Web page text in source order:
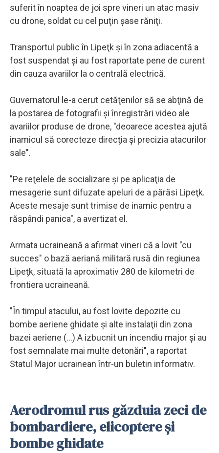
suferit în noaptea de joi spre vineri un atac masiv
cu drone, soldat cu cel puţin şase răniţi.
Transportul public în Lipeţk şi în zona adiacentă a
fost suspendat şi au fost raportate pene de curent
din cauza avariilor la o centrală electrică.
Guvernatorul le-a cerut cetăţenilor să se abţină de
la postarea de fotografii şi înregistrări video ale
avariilor produse de drone, "deoarece acestea ajută
inamicul să corecteze direcţia şi precizia atacurilor
sale".
"Pe reţelele de socializare şi pe aplicaţia de
mesagerie sunt difuzate apeluri de a părăsi Lipeţk.
Aceste mesaje sunt trimise de inamic pentru a
răspândi panica", a avertizat el.
Armata ucraineană a afirmat vineri că a lovit "cu
succes" o bază aeriană militară rusă din regiunea
Lipeţk, situată la aproximativ 280 de kilometri de
frontiera ucraineană.
"În timpul atacului, au fost lovite depozite cu
bombe aeriene ghidate şi alte instalaţii din zona
bazei aeriene (...) A izbucnit un incendiu major şi au
fost semnalate mai multe detonări", a raportat
Statul Major ucrainean într-un buletin informativ.
Aerodromul rus găzduia zeci de
bombardiere, elicoptere și
bombe ghidate